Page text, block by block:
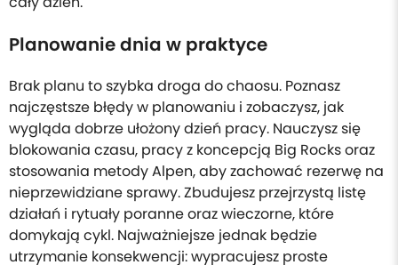
Planowanie dnia w praktyce
Brak planu to szybka droga do chaosu. Poznasz
najczęstsze błędy w planowaniu i zobaczysz, jak
wygląda dobrze ułożony dzień pracy. Nauczysz się
blokowania czasu, pracy z koncepcją Big Rocks oraz
stosowania metody Alpen, aby zachować rezerwę na
nieprzewidziane sprawy. Zbudujesz przejrzystą listę
działań i rytuały poranne oraz wieczorne, które
domykają cykl. Najważniejsze jednak będzie
utrzymanie konsekwencji: wypracujesz proste